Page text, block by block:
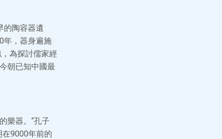
的陶容器遺
0年，器身遍施
為探討儒家經
朝已知中國最
樂器。“孔子
9000年前的